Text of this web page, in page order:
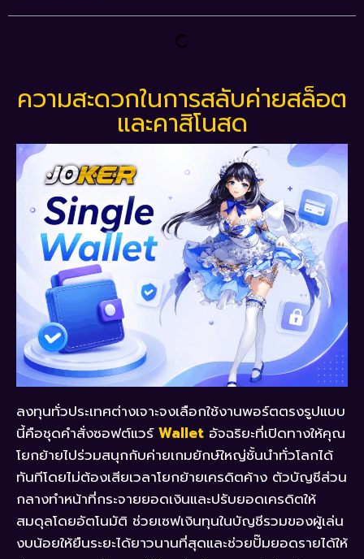
ความสะดวกในการสลับค่ายสล็อต
และคาสิโนสด
ลงทุนทั่วประเทศต่างเจาะจงเลือกใช้งานพอร์ตตรงรูปแบบ
นี้คือชุดคำสั่งซอฟต์แวร์Wallet อัจฉริยะที่เปิดทางให้คุณ
โยกย้ายไปร่วมสนุกกับค่ายเกมยักษ์ใหญ่ชั้นนำทั่วโลกได้
ทันทีโดยไม่ต้องเสียเวลาโยกย้ายเครดิตค้าง ตัวบัญชีส่วน
กลางทำหน้าที่กระจายยอดเงินและปรับยอดเครดิตให้
สมดุลโดยอัตโนมัติ ช่วยเซฟเงินทุนในบัญชีรวมของผู้เล่น
งบน้อยให้ยืนระยะได้ยาวนานที่สุดและช่วยปั๊มยอดรายได้ให้